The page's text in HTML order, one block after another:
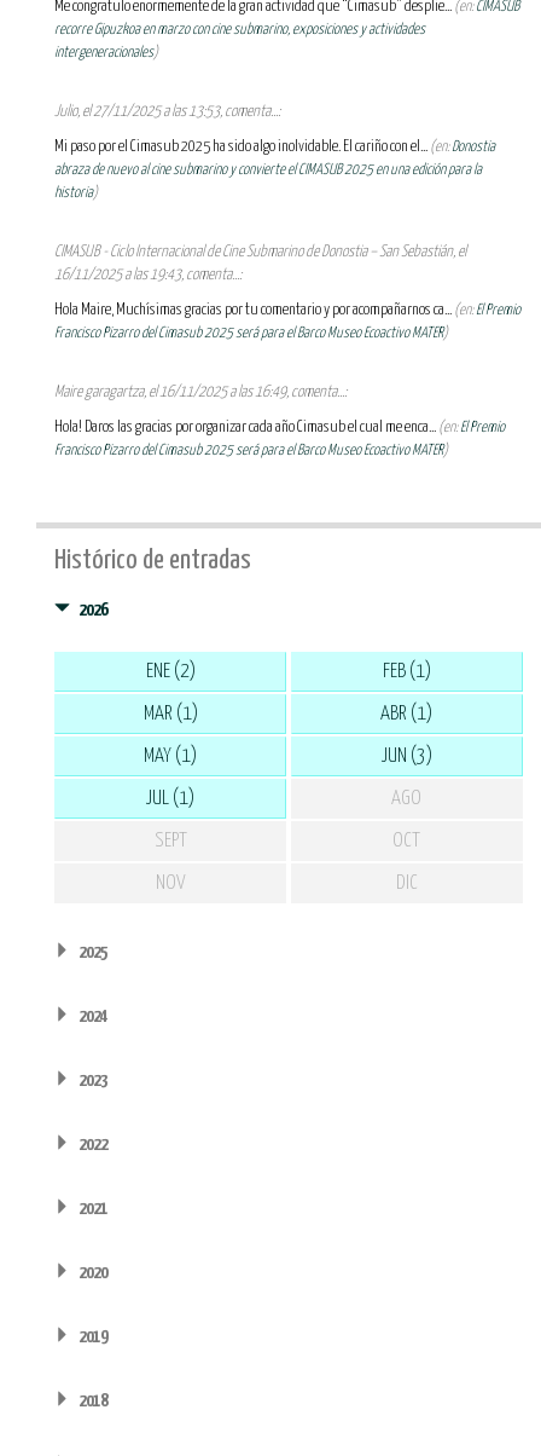
Me congratulo enormemente de la gran actividad que “Cimasub” desplie... (en:CIMASUB
recorre Gipuzkoa en marzo con cine submarino, exposiciones y actividades
intergeneracionales)
Julio, el 27/11/2025 a las 13:53, comenta...:
Mi paso por el Cimasub 2025 ha sido algo inolvidable. El cariño con el... (en:Donostia
abraza de nuevo al cine submarino y convierte el CIMASUB 2025 en una edición para la
historia)
CIMASUB - Ciclo Internacional de Cine Submarino de Donostia – San Sebastián, el
16/11/2025 a las 19:43, comenta...:
Hola Maire, Muchísimas gracias por tu comentario y por acompañarnos ca... (en:El Premio
Francisco Pizarro del Cimasub 2025 será para el Barco Museo Ecoactivo MATER)
Maire garagartza, el 16/11/2025 a las 16:49, comenta...:
Hola! Daros las gracias por organizar cada año Cimasub el cual me enca... (en:El Premio
Francisco Pizarro del Cimasub 2025 será para el Barco Museo Ecoactivo MATER)
Histórico de entradas
2026
ENE (2) FEB (1)
MAR (1) ABR (1)
MAY (1) JUN (3)
JUL (1) AGO
SEPT OCT
NOV DIC
2025
2024
2023
2022
2021
2020
2019
2018